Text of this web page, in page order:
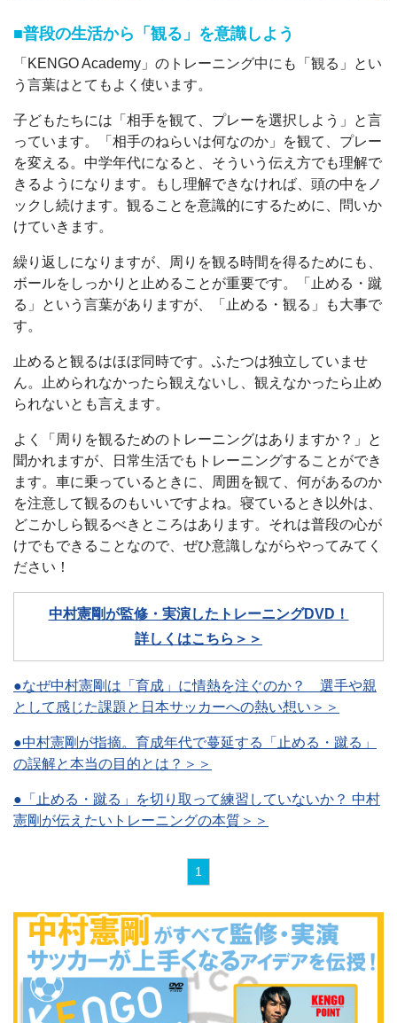
■普段の生活から「観る」を意識しよう
「KENGO Academy」のトレーニング中にも「観る」とい
う言葉はとてもよく使います。
子どもたちには「相手を観て、プレーを選択しよう」と言
っています。「相手のねらいは何なのか」を観て、プレー
を変える。中学年代になると、そういう伝え方でも理解で
きるようになります。もし理解できなければ、頭の中をノ
ックし続けます。観ることを意識的にするために、問いか
けていきます。
繰り返しになりますが、周りを観る時間を得るためにも、
ボールをしっかりと止めることが重要です。「止める・蹴
る」という言葉がありますが、「止める・観る」も大事で
す。
止めると観るはほぼ同時です。ふたつは独立していませ
ん。止められなかったら観えないし、観えなかったら止め
られないとも言えます。
よく「周りを観るためのトレーニングはありますか？」と
聞かれますが、日常生活でもトレーニングすることができ
ます。車に乗っているときに、周囲を観て、何があるのか
を注意して観るのもいいですよね。寝ているとき以外は、
どこかしら観るべきところはあります。それは普段の心が
けでもできることなので、ぜひ意識しながらやってみてく
ださい！
中村憲剛が監修・実演したトレーニングDVD ！
詳しくはこちら＞＞
●なぜ中村憲剛は「育成」に情熱を注ぐのか？ 選手や親
として感じた課題と日本サッカーへの熱い想い＞＞
●中村憲剛が指摘。育成年代で蔓延する「止める・蹴る」
の誤解と本当の目的とは？＞＞
●「止める・蹴る」を切り取って練習していないか？ 中村
憲剛が伝えたいトレーニングの本質＞＞
1